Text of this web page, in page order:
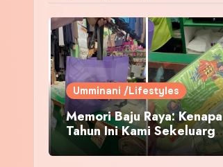
Umminani /Lifestyles
Memori Baju Raya: Kenapa
Tahun Ini Kami Sekeluarga
Kembali ke Pusat Pakaian
Hari-Hari?